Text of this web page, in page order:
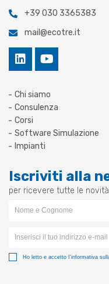
+39 030 3365383
mail@ecotre.it
Chi siamo
Consulenza
Corsi
Software Simulazione
Impianti
Iscriviti alla
per ricevere tutte le
Newsletter
Ho letto e accetto I'informativa